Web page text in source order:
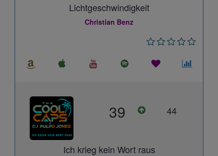
Lichtgeschwindigkeit
Christian Benz
39 44
Ich krieg kein Wort raus